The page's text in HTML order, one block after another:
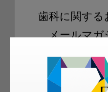
歯科に関する
メールマガ
ご登録いただいた